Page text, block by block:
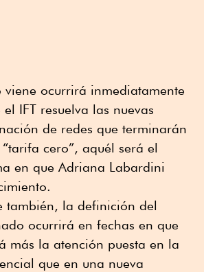
viene ocurrirá inmediatamente
IFT resuelva las nuevas
de redes que terminarán
cero”, aquél será el
en que Adriana Labardini
también, la definición del
ocurrirá en fechas en que
más la atención puesta en la
que en una nueva